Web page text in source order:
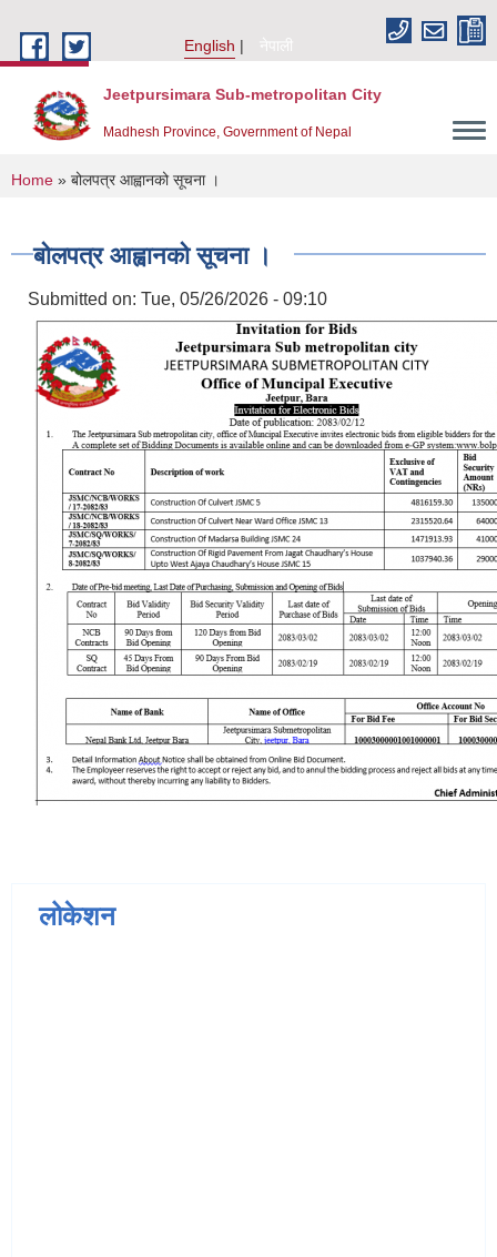
English
नेपाली
Jeetpursimara Sub-metropolitan City
Madhesh Province, Government of Nepal
You are here
Home » बोलपत्र आह्वानको सूचना ।
बोलपत्र आह्वानको सूचना ।
Submitted on: Tue, 05/26/2026 - 09:10
लोकेशन